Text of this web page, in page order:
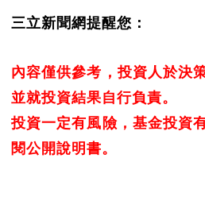
三立新聞網提醒您：
內容僅供參考，投資人於決
並就投資結果自行負責。
投資一定有風險，基金投資
閱公開說明書。